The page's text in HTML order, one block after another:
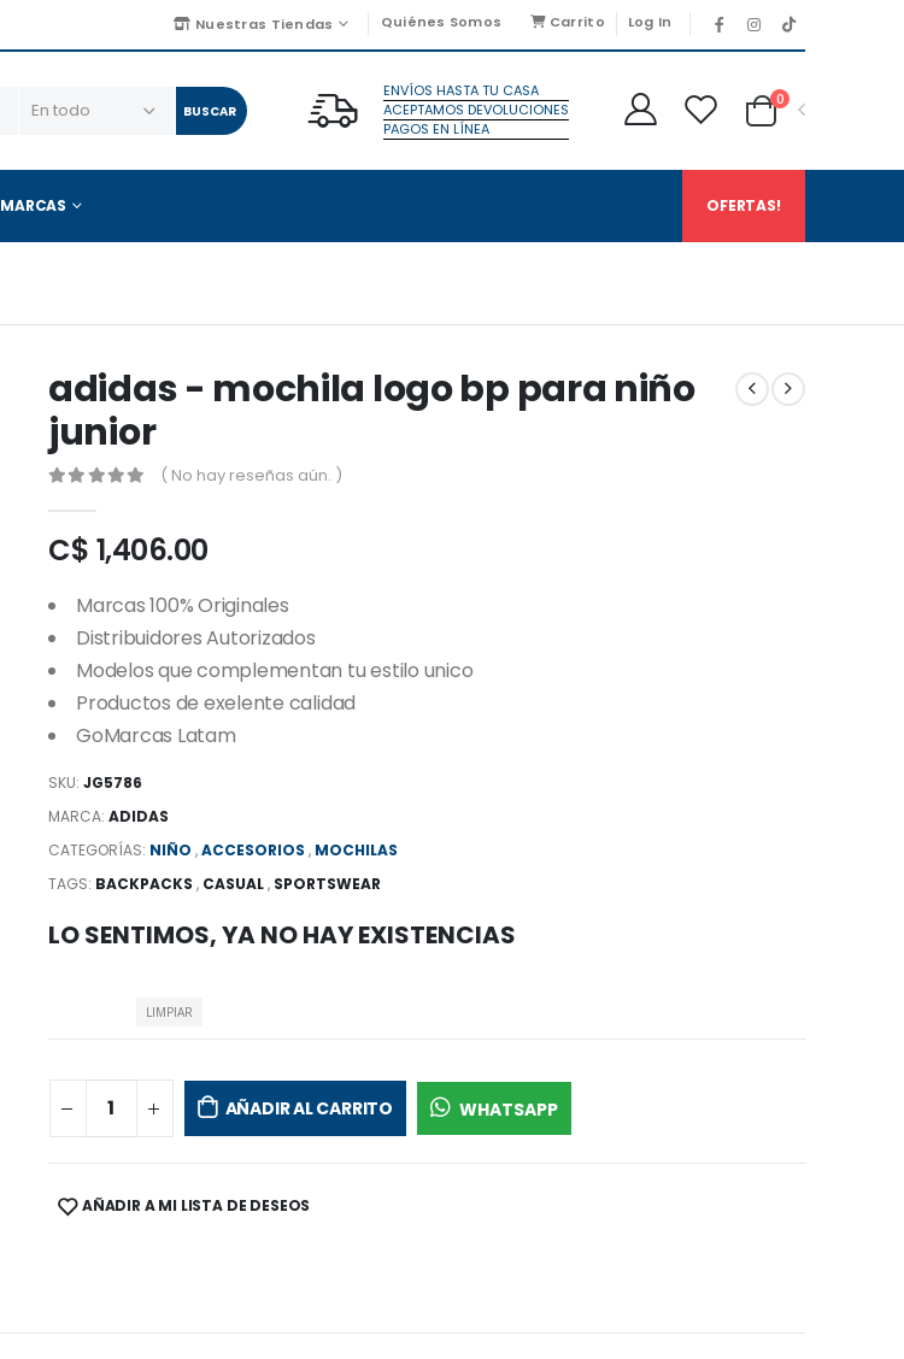
Nuestras Tiendas Quiénes Somos Carrito Log In
BUSCAR
ENVÍOS HASTA TU CASA
ACEPTAMOS DEVOLUCIONES
PAGOS EN LÍNEA
0
MARCAS OFERTAS!
adidas - mochila logo bp para niño
junior
( No hay reseñas aún. )
C$ 1,406.00
Marcas 100% Originales
Distribuidores Autorizados
Modelos que complementan tu estilo unico
Productos de exelente calidad
GoMarcas Latam
SKU:JG5786
MARCA:ADIDAS
CATEGORÍAS: NIÑO ,ACCESORIOS , MOCHILAS
TAGS: BACKPACKS , CASUAL, SPORTSWEAR
LO SENTIMOS, YA NO HAY EXISTENCIAS
LIMPIAR
AÑADIR AL CARRITO WHATSAPP
SHARE:AÑADIR A MI LISTA DE DESEOS